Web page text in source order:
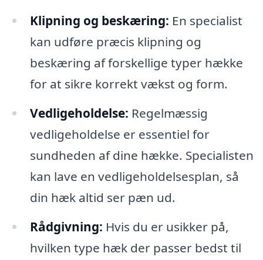
Klipning og beskæring: En specialist
kan udføre præcis klipning og
beskæring af forskellige typer hække
for at sikre korrekt vækst og form.
Vedligeholdelse: Regelmæssig
vedligeholdelse er essentiel for
sundheden af dine hække. Specialisten
kan lave en vedligeholdelsesplan, så
din hæk altid ser pæn ud.
Rådgivning: Hvis du er usikker på,
hvilken type hæk der passer bedst til